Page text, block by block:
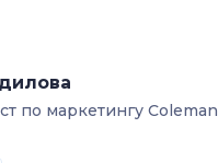
по маркетингу Coleman